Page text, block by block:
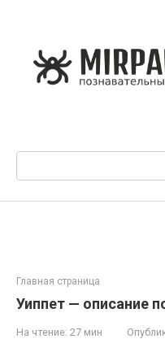
Главная страница
Уиппет — описание
На чтение: 27 мин